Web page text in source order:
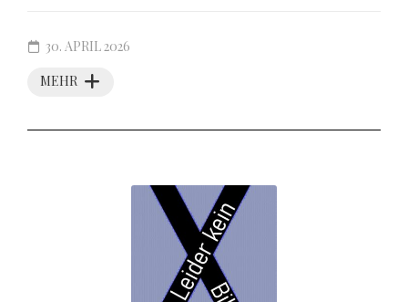
MEHR
30. APRIL 2026